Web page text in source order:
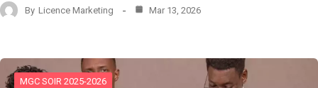
By Licence Marketing Mar 13, 2026
MGC SOIR 2025-2026